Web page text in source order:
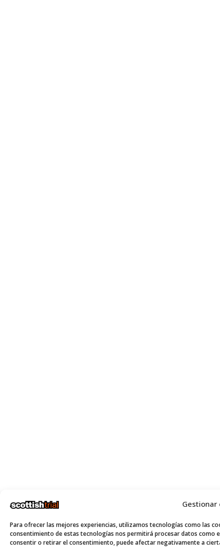
Para ofrecer las mejores experiencias, utilizamos tecnologías como las
consentimiento de estas tecnologías nos permitirá procesar datos como
consentir o retirar el consentimiento, puede afectar negativamente a